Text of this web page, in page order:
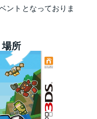
ントとなっておりま
場所